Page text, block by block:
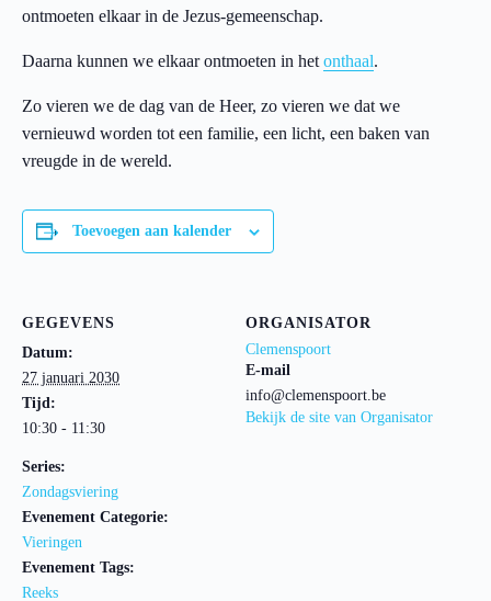
ontmoeten elkaar in de Jezus-gemeenschap.
Daarna kunnen we elkaar ontmoeten in het onthaal.
Zo vieren we de dag van de Heer, zo vieren we dat we
vernieuwd worden tot een familie, een licht, een baken van
vreugde in de wereld.
Toevoegen aan kalender
GEGEVENS
Datum:
27 januari 2030
Tijd:
10:30 - 11:30
Series:
Zondagsviering
Evenement Categorie:
Vieringen
Evenement Tags:
Reeks
ORGANISATOR
Clemenspoort
E-mail
info@clemenspoort.be
Bekijk de site van Organisator